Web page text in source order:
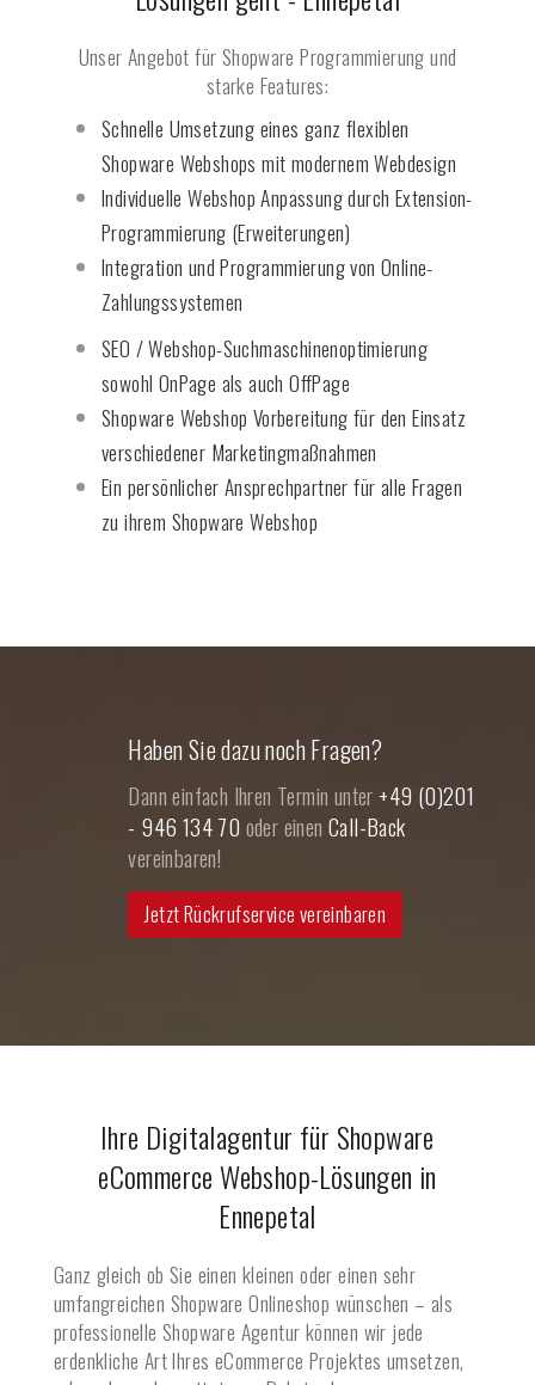
Unser Angebot für Shopware Programmierung und
starke Features:
Schnelle Umsetzung eines ganz flexiblen
Shopware Webshops mit modernem Webdesign
Individuelle Webshop Anpassung durch Extension-
Programmierung (Erweiterungen)
Integration und Programmierung von Online-
Zahlungssystemen
SEO / Webshop-Suchmaschinenoptimierung
sowohl OnPage als auch OffPage
Shopware Webshop Vorbereitung für den Einsatz
verschiedener Marketingmaßnahmen
Ein persönlicher Ansprechpartner für alle Fragen
zu ihrem Shopware Webshop
Haben Sie dazu noch Fragen?
Dann einfach Ihren Termin unter +49 (0)201
- 946 134 70 oder einen Call-Back
vereinbaren!
Jetzt Rückrufservice vereinbaren
Ihre Digitalagentur für Shopware
eCommerce Webshop-Lösungen in
Ennepetal
Ganz gleich ob Sie einen kleinen oder einen sehr
umfangreichen Shopware Onlineshop wünschen – als
professionelle Shopware Agentur können wir jede
erdenkliche Art Ihres eCommerce Projektes umsetzen,